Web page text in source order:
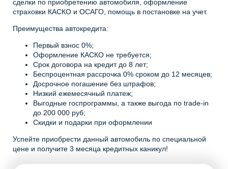
сделки по приобретению автомобиля, оформление
страховки КАСКО и ОСАГО, помощь в постановке на учет.
Преимущества автокредита:
Первый взнос 0%;
Оформление КАСКО не требуется;
Срок договора на кредит до 8 лет;
Беспроцентная рассрочка 0% сроком до 12 месяцев;
Досрочное погашение без штрафов;
Низкий ежемесячный платеж;
Выгодные госпрограммы, а также выгода по trade-in
до 200 000 руб;
Скидки и подарки при оформлении
Успейте приобрести данный автомобиль по специальной
цене и получите 3 месяца кредитных каникул!